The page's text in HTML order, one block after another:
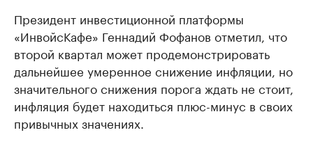
Президент инвестиционной платформы
«ИнвойсКафе» Геннадий Фофанов отметил, что
второй квартал может продемонстрировать
дальнейшее умеренное снижение инфляции, но
значительного снижения порога ждать не стоит,
инфляция будет находиться плюс-минус в своих
привычных значениях.